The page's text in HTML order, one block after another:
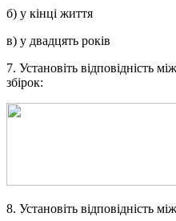
б) у кінці життя
в) у двадцять років
7. Установіть відповідність
збірок:
8. Установіть відповідність